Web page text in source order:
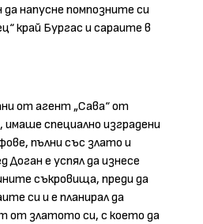
напусне помпозните си
край Бургас и сараите в
от агент „Сава“ от
специално изградени
пълни със злато и
Доган е успял да изнесе
съкровища, преди да
си и е планирал да
от златото си, с което да